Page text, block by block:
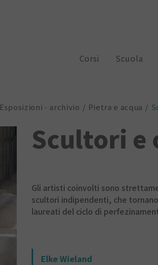
Corsi Scuola
Esposizioni - archivio Pietra e acqua
Scultori e
Gli artisti coinvolti sono
scultori indipendenti, che
laureati del ciclo di
Elke Wieland